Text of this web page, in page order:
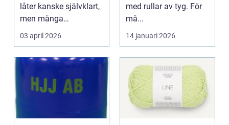
låter kanske självklart,
men många
arbetsplatser saknar ...
03 april 2026
med rullar av tyg. För
må...
14 januari 2026